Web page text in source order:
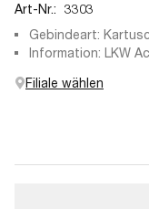
Art-Nr.: 3303
Gebindeart:
Information: LKW
Filiale wählen